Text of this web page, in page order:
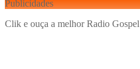
Publicidades
Clik e ouça a melhor Radio